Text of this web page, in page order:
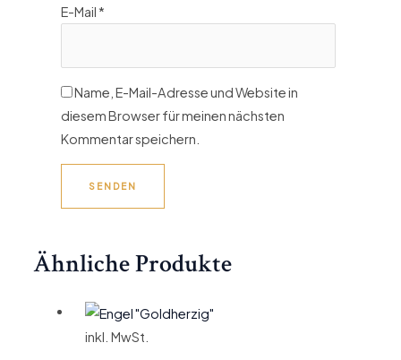
E-Mail*
Name, E-Mail-Adresse und Website in
diesem Browser für meinen nächsten
Kommentar speichern.
Ähnliche Produkte
inkl. MwSt.